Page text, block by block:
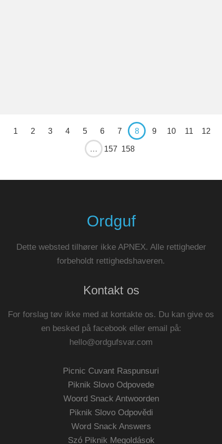
1 2 3 4 5 6 7 8 9 10 11 12
… 157 158
Ordguf
Dette websted tilhører ikke APNEX. Alle rettigheder
forbeholdt rettighedshaveren.
Kontakt os
For forslag tøv ikke med at kontakte os. Du kan give os
en besked på facebook eller email på:
hello@ordgufsvar.com
Picnic Cuvant Raspunsuri
Piknik Slovo Odpovede
Woord Snack Antwoorden
Piknik Slovo Odpovědi
Word Snack Answers
Szó Piknik Megoldások